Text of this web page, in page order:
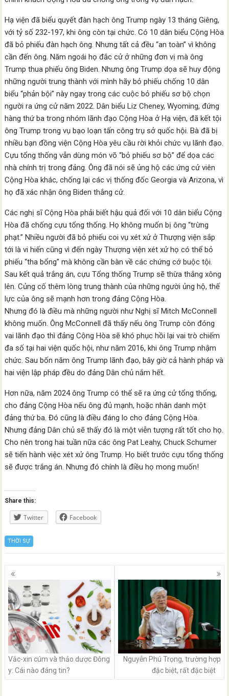
Hạ viện đã biểu quyết đàn hạch ông Trump ngày 13 tháng Giêng,
với tỷ số 232-197, khi ông còn tại chức. Có 10 dân biểu Cộng Hòa
đã bỏ phiếu đàn hạch ông. Nhưng tất cả đều “an toàn” vì không
cần đến ông. Năm ngoái họ đắc cử ở những đơn vị mà ông
Trump thua phiếu ông Biden. Nhưng ông Trump dọa sẽ huy động
những người trung thành với mình hãy bỏ phiếu chống 10 dân
biểu “phản bội” này ngay trong các cuộc bỏ phiếu sơ bộ chọn
người ra ứng cử năm 2022. Dân biểu Liz Cheney, Wyoming, đứng
hàng thứ ba trong nhóm lãnh đạo Cộng Hòa ở Hạ viện, đã kết tội
ông Trump trong vụ bạo loạn tấn công trụ sở quốc hội. Bà đã bị
nhiều bạn đồng viện Cộng Hòa yêu cầu rời khỏi chức vụ lãnh đạo.
Cựu tổng thống vẫn dùng món võ “bỏ phiếu sơ bộ” để dọa các
nhà chính trị trong đảng. Ông đã nói sẽ ủng hộ các ứng cử viên
Cộng Hòa khác, chống lại các vị thống đốc Georgia và Arizona, vì
họ đã xác nhận ông Biden thắng cử.
Các nghị sĩ Cộng Hòa phải biết hậu quả đối với 10 dân biểu Cộng
Hòa đã chống cựu tổng thống. Họ không muốn bị ông “trừng
phạt.” Nhiều người đã bỏ phiếu coi vụ xét xử ở Thượng viện sắp
tới là vi hiến cũng vì đến ngày Thượng viện xét xử họ có thể bỏ
phiếu “tha bổng” mà không cần bàn về các chứng cớ buộc tội.
Sau kết quả trắng án, cựu Tổng thống Trump sẽ thừa thắng xông
lên. Củng cố thêm lòng trung thành của những người ủng hộ, thế
lực của ông sẽ mạnh hơn trong đảng Cộng Hòa.
Nhưng đó là điều mà những người như Nghị sĩ Mitch McConnell
không muốn. Ông McConnell đã thấy nếu ông Trump còn đóng
vai lãnh đạo thì đảng Cộng Hòa sẽ khó phục hồi lại vai trò chiếm
đa số tại hai viện quốc hội, như năm 2016, khi ông Trump nhậm
chức. Sau bốn năm ông Trump lãnh đạo, bây giờ cả hành pháp và
hai viện lập pháp đều do đảng Dân chủ nắm hết.
Hơn nữa, năm 2024 ông Trump có thể sẽ ra ứng cử tổng thống,
cho đảng Cộng Hòa nếu ông đủ mạnh, hoặc nhân danh một
đảng thứ ba. Đó cũng là điều đáng lo cho đảng Cộng Hòa.
Nhưng đảng Dân chủ sẽ thấy đó là một viễn tượng rất tốt cho họ.
Cho nên trong hai tuần nữa các ông Pat Leahy, Chuck Schumer
sẽ tiến hành việc xét xử ông Trump. Họ biết trước cựu tổng thống
sẽ được trắng án. Nhưng đó chính là điều họ mong muốn!
Share this:
Twitter Facebook
THỜI SỰ
Posts
navigation
Vắc-xin cúm và thảo dược Đông
y: Cái nào đáng tin?
Nguyễn Phú Trọng, trường hợp
đặc biệt, rất đặc biệt